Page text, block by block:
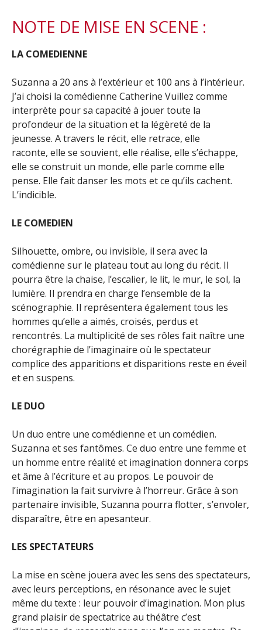
NOTE DE MISE EN SCENE :
LA COMEDIENNE
Suzanna a 20 ans à l’extérieur et 100 ans à l’intérieur.
J’ai choisi la comédienne Catherine Vuillez comme
interprète pour sa capacité à jouer toute la
profondeur de la situation et la légèreté de la
jeunesse. A travers le récit, elle retrace, elle
raconte, elle se souvient, elle réalise, elle s’échappe,
elle se construit un monde, elle parle comme elle
pense. Elle fait danser les mots et ce qu’ils cachent.
L’indicible.
LE COMEDIEN
Silhouette, ombre, ou invisible, il sera avec la
comédienne sur le plateau tout au long du récit. Il
pourra être la chaise, l’escalier, le lit, le mur, le sol, la
lumière. Il prendra en charge l’ensemble de la
scénographie. Il représentera également tous les
hommes qu’elle a aimés, croisés, perdus et
rencontrés. La multiplicité de ses rôles fait naître une
chorégraphie de l’imaginaire où le spectateur
complice des apparitions et disparitions reste en éveil
et en suspens.
LE DUO
Un duo entre une comédienne et un comédien.
Suzanna et ses fantômes. Ce duo entre une femme et
un homme entre réalité et imagination donnera corps
et âme à l’écriture et au propos. Le pouvoir de
l’imagination la fait survivre à l’horreur. Grâce à son
partenaire invisible, Suzanna pourra flotter, s’envoler,
disparaître, être en apesanteur.
LES SPECTATEURS
La mise en scène jouera avec les sens des spectateurs,
avec leurs perceptions, en résonance avec le sujet
même du texte : leur pouvoir d’imagination. Mon plus
grand plaisir de spectatrice au théâtre c’est